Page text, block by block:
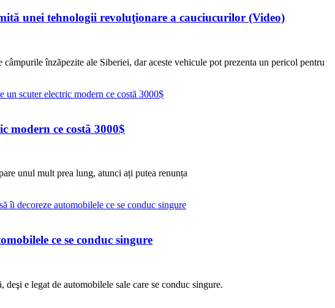
unei tehnologii revoluţionare a cauciucurilor (Video)
înzăpezite ale Siberiei, dar aceste vehicule pot prezenta un pericol pentru
modern ce costă 3000$
unul mult prea lung, atunci ați putea renunța
ce se conduc singure
e legat de automobilele sale care se conduc singure.